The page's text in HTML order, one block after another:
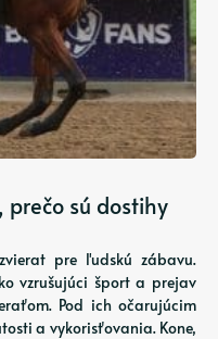
prečo sú dostihy
pre ľudskú zábavu.
vzrušujúci šport a prejav
Pod ich očarujúcim
a vykorisťovania. Kone,